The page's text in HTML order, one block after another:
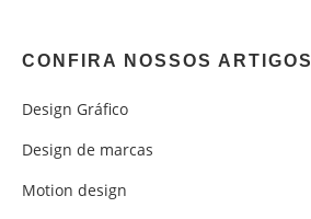
CONFIRA NOSSOS ARTIGOS
Design Gráfico
Design de marcas
Motion design